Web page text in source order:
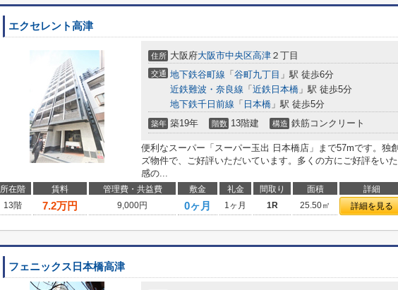
エクセレント高津
住所 大阪府大阪市中央区高津 ２丁目
交通 地下鉄谷町線 「 谷町九丁目 」駅 徒歩6分
近鉄難波・奈良線 「 近鉄日本橋 」駅 徒歩5分
地下鉄千日前線 「 日本橋 」駅 徒歩5分
築年 築19年 階数 13階建 構造 鉄筋コンクリート
便利なスーパー「スーパー玉出 日本橋店」まで57mです。独
ズ物件で、ご好評いただいています。多くの方にご好評をい
感の...
所在階 賃料 管理費・共益費 敷金 礼金 間取り 面積 詳細
13階
7.2万円 9,000円 0ヶ月 1ヶ月 1R 25.50㎡ 詳細を見る
フェニックス日本橋高津